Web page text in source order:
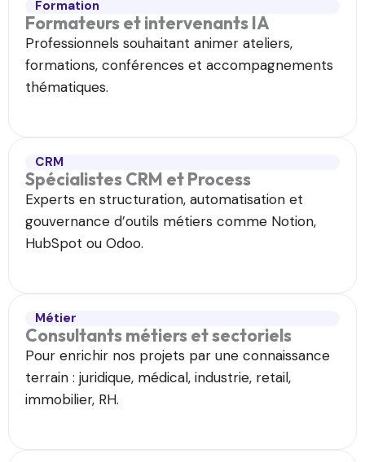
Formation
Formateurs et intervenants IA
Professionnels souhaitant animer ateliers,
formations, conférences et accompagnements
thématiques.
CRM
Spécialistes CRM et Process​
Experts en structuration, automatisation et
gouvernance d’outils métiers comme Notion,
HubSpot ou Odoo.
Métier
Consultants métiers et sectoriels​
Pour enrichir nos projets par une connaissance
terrain : juridique, médical, industrie, retail,
immobilier, RH.